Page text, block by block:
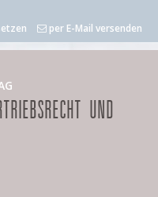
per E-Mail versenden
UND